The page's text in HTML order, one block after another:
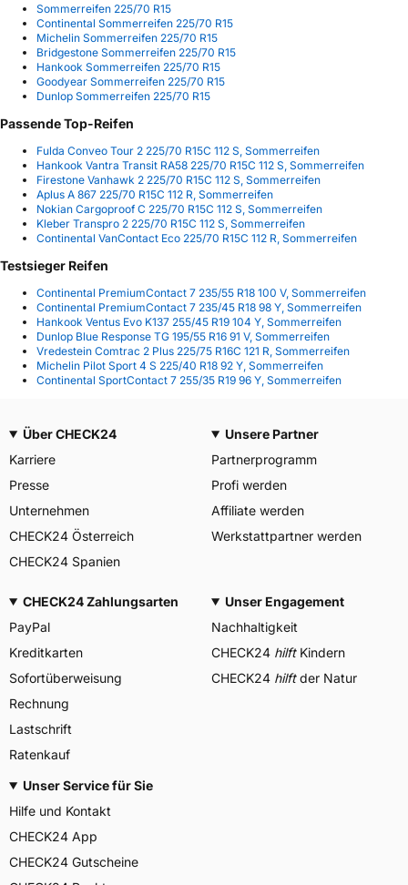
Sommerreifen 225/70 R15
Continental Sommerreifen 225/70 R15
Michelin Sommerreifen 225/70 R15
Bridgestone Sommerreifen 225/70 R15
Hankook Sommerreifen 225/70 R15
Goodyear Sommerreifen 225/70 R15
Dunlop Sommerreifen 225/70 R15
Passende Top-Reifen
Fulda Conveo Tour 2 225/70 R15C 112 S, Sommerreifen
Hankook Vantra Transit RA58 225/70 R15C 112 S, Sommerreifen
Firestone Vanhawk 2 225/70 R15C 112 S, Sommerreifen
Aplus A 867 225/70 R15C 112 R, Sommerreifen
Nokian Cargoproof C 225/70 R15C 112 S, Sommerreifen
Kleber Transpro 2 225/70 R15C 112 S, Sommerreifen
Continental VanContact Eco 225/70 R15C 112 R, Sommerreifen
Testsieger Reifen
Continental PremiumContact 7 235/55 R18 100 V, Sommerreifen
Continental PremiumContact 7 235/45 R18 98 Y, Sommerreifen
Hankook Ventus Evo K137 255/45 R19 104 Y, Sommerreifen
Dunlop Blue Response TG 195/55 R16 91 V, Sommerreifen
Vredestein Comtrac 2 Plus 225/75 R16C 121 R, Sommerreifen
Michelin Pilot Sport 4 S 225/40 R18 92 Y, Sommerreifen
Continental SportContact 7 255/35 R19 96 Y, Sommerreifen
Über CHECK24
Karriere
Presse
Unternehmen
CHECK24 Österreich
CHECK24 Spanien
Unsere Partner
Partnerprogramm
Profi werden
Affiliate werden
Werkstattpartner werden
CHECK24 Zahlungsarten
PayPal
Kreditkarten
Sofortüberweisung
Rechnung
Lastschrift
Ratenkauf
Unser Engagement
Nachhaltigkeit
CHECK24 hilftKindern
CHECK24 hilftder Natur
Unser Service für Sie
Hilfe und Kontakt
CHECK24 App
CHECK24 Gutscheine